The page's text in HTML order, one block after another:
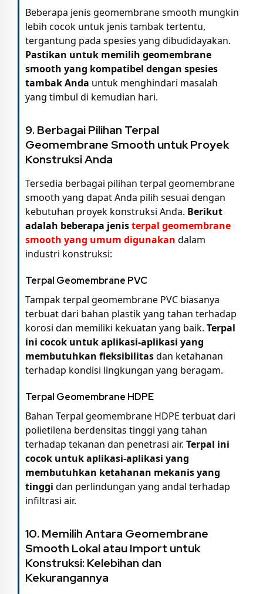
Beberapa jenis geomembrane smooth mungkin
lebih cocok untuk jenis tambak tertentu,
tergantung pada spesies yang dibudidayakan.
Pastikan untuk memilih geomembrane
smooth yang kompatibel dengan spesies
tambak Anda untuk menghindari masalah
yang timbul di kemudian hari.
9. Berbagai Pilihan Terpal
Geomembrane Smooth untuk Proyek
Konstruksi Anda
Tersedia berbagai pilihan terpal geomembrane
smooth yang dapat Anda pilih sesuai dengan
kebutuhan proyek konstruksi Anda. Berikut
adalah beberapa jenisterpal geomembrane
smooth yang umum digunakan dalam
industri konstruksi:
Terpal Geomembrane PVC
Tampak terpal geomembrane PVC biasanya
terbuat dari bahan plastik yang tahan terhadap
korosi dan memiliki kekuatan yang baik. Terpal
ini cocok untuk aplikasi-aplikasi yang
membutuhkan fleksibilitasdan ketahanan
terhadap kondisi lingkungan yang beragam.
Terpal Geomembrane HDPE
Bahan Terpal geomembrane HDPE terbuat dari
polietilena berdensitas tinggi yang tahan
terhadap tekanan dan penetrasi air. Terpal ini
cocok untuk aplikasi-aplikasi yang
membutuhkan ketahanan mekanis yang
tinggi dan perlindungan yang andal terhadap
infiltrasi air.
10. Memilih Antara Geomembrane
Smooth Lokal atau Import untuk
Konstruksi: Kelebihan dan
Kekurangannya